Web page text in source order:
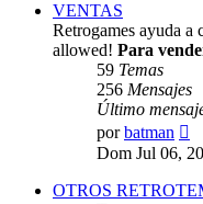
VENTAS
Retrogames ayuda a
allowed! Para
59 Temas
256 Mensajes
Último
porbatman
Dom Jul 06,
OTROS